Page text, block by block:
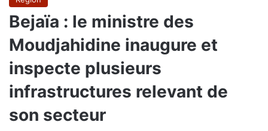
Bejaïa : le ministre des
Moudjahidine inaugure et
inspecte plusieurs
infrastructures relevant de
son secteur